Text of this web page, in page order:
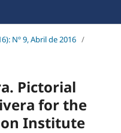
Nº 9, Abril de 2016 /
Pictorial
for the
Institute